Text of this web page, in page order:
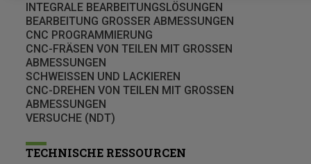
INTEGRALE BEARBEITUNGSLÖSUNGEN
BEARBEITUNG GROSSER ABMESSUNGEN
CNC PROGRAMMIERUNG
CNC-FRÄSEN VON TEILEN MIT GROSSEN
ABMESSUNGEN
SCHWEISSEN UND LACKIEREN
CNC-DREHEN VON TEILEN MIT GROSSEN
ABMESSUNGEN
VERSUCHE (NDT)
TECHNISCHE RESSOURCEN